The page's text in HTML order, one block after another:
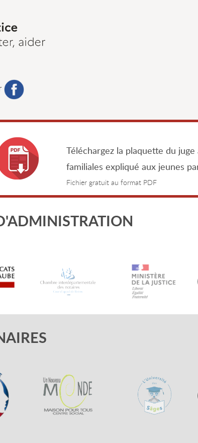
Téléchargez la plaquette du
familiales expliqué aux jeunes
Fichier gratuit au format PDF